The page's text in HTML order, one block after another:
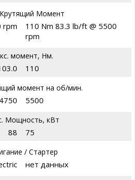
Момент
rpm
110 Nm 83.3 lb/ft @ 5500
rpm
момент, Нм.
110
момент на об/мин.
4750 5500
Мощность, кВт
88 75
/ Стартер
нет данных